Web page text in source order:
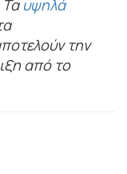
Τα υψηλά
την
από το